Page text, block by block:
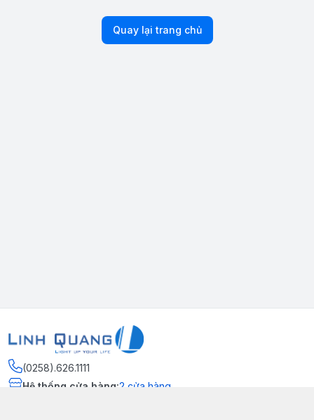
Quay lại trang chủ
(0258).626.1111
Hệ thống cửa hàng:2 cửa hàng